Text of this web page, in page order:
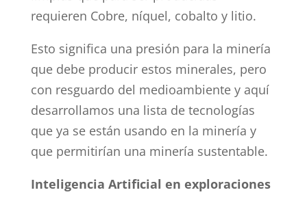
requieren Cobre, níquel, cobalto y litio.
Esto significa una presión para la minería
que debe producir estos minerales, pero
con resguardo del medioambiente y aquí
desarrollamos una lista de tecnologías
que ya se están usando en la minería y
que permitirían una minería sustentable.
Inteligencia Artificial en exploraciones